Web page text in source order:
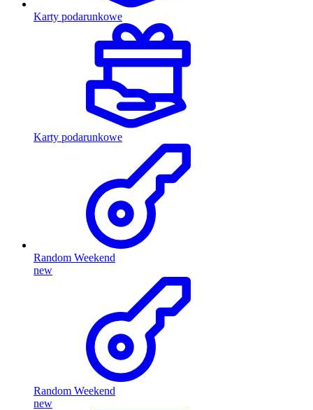
Karty podarunkowe
Karty podarunkowe
Random Weekend
new
Random Weekend
new